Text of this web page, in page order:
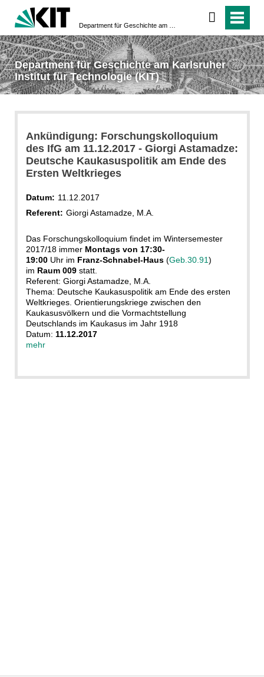
Department für Geschichte am Karlsruher
Institut für Technologie (KIT)
Ankündigung: Forschungskolloquium
des IfG am 11.12.2017 - Giorgi Astamadze:
Deutsche Kaukasuspolitik am Ende des
Ersten Weltkrieges
Datum: 11.12.2017
Referent: Giorgi Astamadze, M.A.
Das Forschungskolloquium findet im Wintersemester
2017/18 immer Montags von 17:30-
19:00Uhr im Franz-Schnabel-Haus(Geb.30.91)
im Raum 009statt.
Referent: Giorgi Astamadze, M.A.
Thema: Deutsche Kaukasuspolitik am Ende des ersten
Weltkrieges. Orientierungskriege zwischen den
Kaukasusvölkern und die Vormachtstellung
Deutschlands im Kaukasus im Jahr 1918
Datum: 11.12.2017
mehr